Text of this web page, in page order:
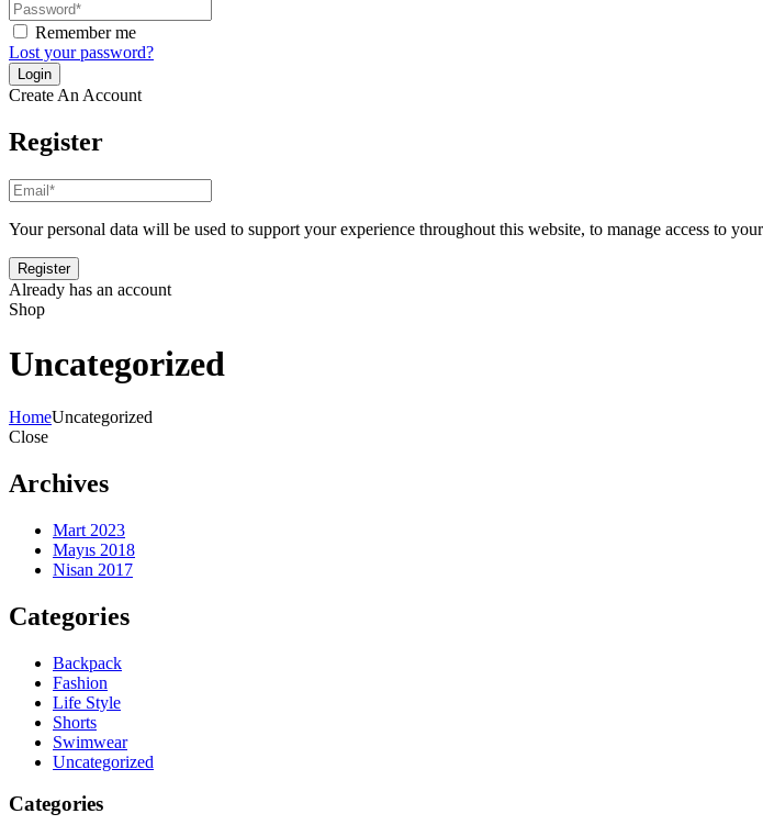
Remember me
Lost your password?
Create An Account
Register
Your personal data will be used to support your experience throughout this website, to manage access to
Already has an account
Shop
Uncategorized
HomeUncategorized
Close
Archives
Mart 2023
Mayıs 2018
Nisan 2017
Categories
Backpack
Fashion
Life Style
Shorts
Swimwear
Uncategorized
Categories